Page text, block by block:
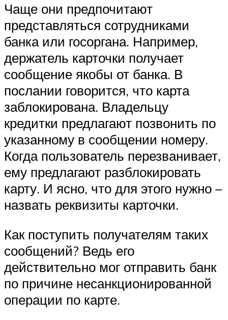
Чаще они предпочитают
представляться сотрудниками
банка или госоргана. Например,
держатель карточки получает
сообщение якобы от банка. В
послании говорится, что карта
заблокирована. Владельцу
кредитки предлагают позвонить по
указанному в сообщении номеру.
Когда пользователь перезванивает,
ему предлагают разблокировать
карту. И ясно, что для этого нужно –
назвать реквизиты карточки.
Как поступить получателям таких
сообщений? Ведь его
действительно мог отправить банк
по причине несанкционированной
операции по карте.